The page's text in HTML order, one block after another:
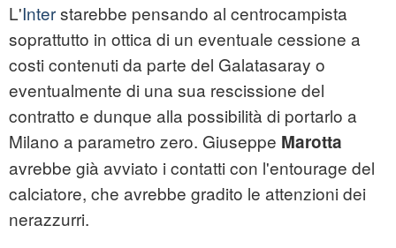
L'Interstarebbe pensando al centrocampista
soprattutto in ottica di un eventuale cessione a
costi contenuti da parte del Galatasaray o
eventualmente di una sua rescissione del
contratto e dunque alla possibilità di portarlo a
Milano a parametro zero. Giuseppe Marotta
avrebbe già avviato i contatti con l'entourage del
calciatore, che avrebbe gradito le attenzioni dei
nerazzurri.